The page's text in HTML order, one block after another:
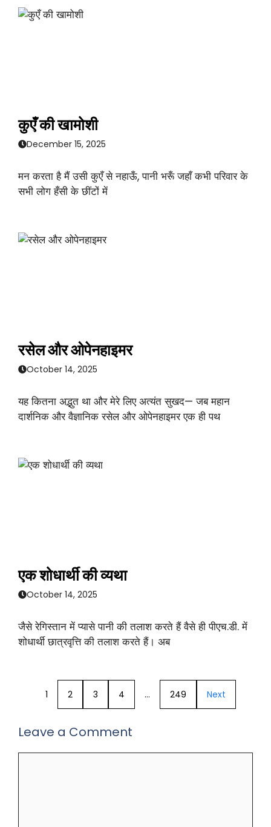
कुएँ की खामोशी
December 15, 2025
मन करता है मैं उसी कुएँ से नहाऊँ, पानी भरूँ जहाँ कभी परिवार के
सभी लोग हँसी के छींटों में
रसेल और ओपेनहाइमर
October 14, 2025
यह कितना अद्भुत था और मेरे लिए अत्यंत सुखद— जब महान
दार्शनिक और वैज्ञानिक रसेल और ओपेनहाइमर एक ही पथ
एक शोधार्थी की व्यथा
October 14, 2025
जैसे रेगिस्तान में प्यासे पानी की तलाश करते हैं वैसे ही पीएच.डी. में
शोधार्थी छात्रवृत्ति की तलाश करते हैं। अब
1 2 3 4 … 249 Next
Leave a Comment